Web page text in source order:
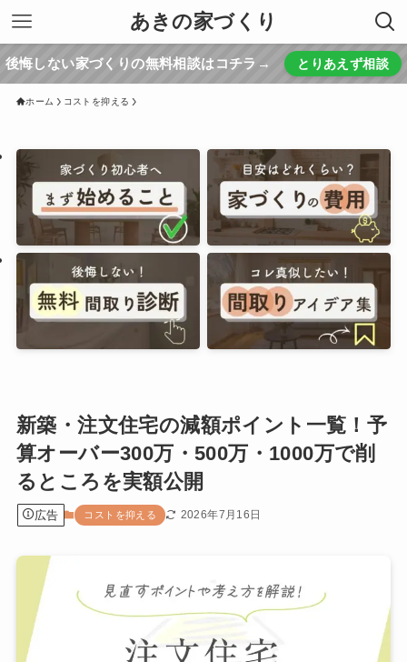
あきの家づくり
後悔しない家づくりの無料相談はコチラ→ とりあえず相談
ホーム コストを抑える
新築・注文住宅の減額ポイント一覧！予
算オーバー300万・500万・1000万で削
るところを実額公開
広告 コストを抑える 2026年7月16日